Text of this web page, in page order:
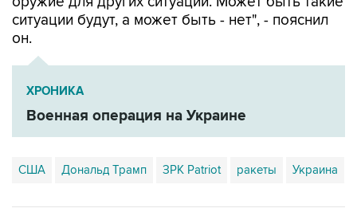
ситуации будут, а может быть - нет", - пояснил
он.
ХРОНИКА
Военная операция на Украине
США Дональд Трамп ЗРК Patriot ракеты Украина